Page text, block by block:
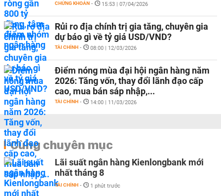
CHỨNG KHOÁN - 15:53 | 07/04/2026
Rủi ro địa chính trị gia tăng, chuyên gia
dự báo gì về tỷ giá USD/VND?
TÀI CHÍNH - 08:00 | 12/03/2026
Điểm nóng mùa đại hội ngân hàng năm
2026: Tăng vốn, thay đổi lãnh đạo cấp
cao, mua bán sáp nhập,...
TÀI CHÍNH - 14:00 | 11/03/2026
Cùng chuyên mục
Lãi suất ngân hàng Kienlongbank mới
nhất tháng 8
TÀI CHÍNH - 1 phút trước